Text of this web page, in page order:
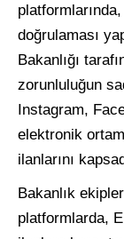
doğrulaması
Bakanlığı
zorunluluğun
Instagram,
elektronik
ilanlarını
Bakanlık
platformlarda,